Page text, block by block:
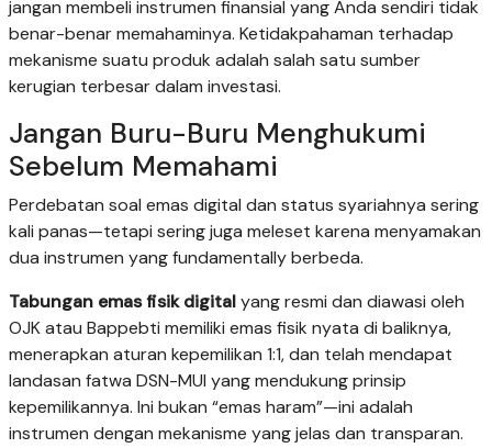
jangan membeli instrumen finansial yang Anda sendiri tidak
benar-benar memahaminya. Ketidakpahaman terhadap
mekanisme suatu produk adalah salah satu sumber
kerugian terbesar dalam investasi.
Jangan Buru-Buru Menghukumi
Sebelum Memahami
Perdebatan soal emas digital dan status syariahnya sering
kali panas—tetapi sering juga meleset karena menyamakan
dua instrumen yang fundamentally berbeda.
Tabungan emas fisik digitalyang resmi dan diawasi oleh
OJK atau Bappebti memiliki emas fisik nyata di baliknya,
menerapkan aturan kepemilikan 1:1, dan telah mendapat
landasan fatwa DSN-MUI yang mendukung prinsip
kepemilikannya. Ini bukan “emas haram”—ini adalah
instrumen dengan mekanisme yang jelas dan transparan.